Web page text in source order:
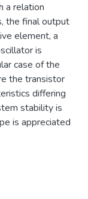
a relation
the final output
element, a
is
case of the
the transistor
differing
stability is
is appreciated